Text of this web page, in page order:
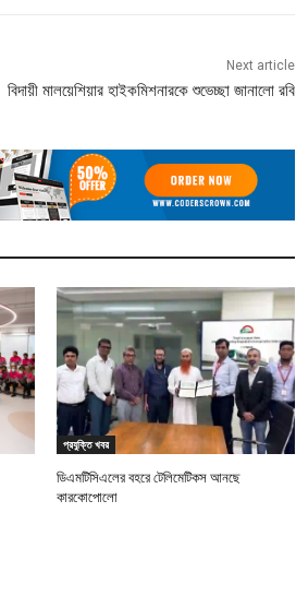
Next article
বিদায়ী মালয়েশিয়ার হাইকমিশনারকে শুভেচ্ছা জানালো রবি
প্রযুক্তি খবর
ডিএমটিসিএলের বহরে টেলিমেটিকস আনছে
কারকোপোলো